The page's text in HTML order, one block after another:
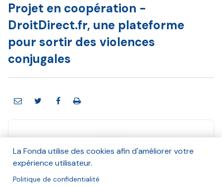
Projet en coopération -
DroitDirect.fr, une plateforme
pour sortir des violences
conjugales
Droits d'urgence
Et Hannah Olivetti
La Fonda utilise des cookies afin d'améliorer votre
expérience utilisateur.
Politique de confidentialité